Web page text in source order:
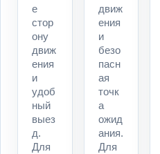
е
стор
ону
движ
ения
и
удоб
ный
выез
д.
Для
движ
ения
и
безо
пасн
ая
точк
а
ожид
ания.
Для